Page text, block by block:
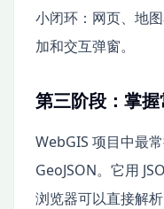
小闭环：网页、地
加和交互弹窗。
第三阶段：掌
WebGIS 项目中最
GeoJSON。它用
浏览器可以直接解